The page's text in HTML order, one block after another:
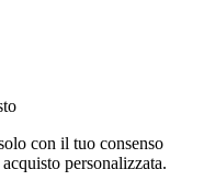
con il tuo consenso
personalizzata.